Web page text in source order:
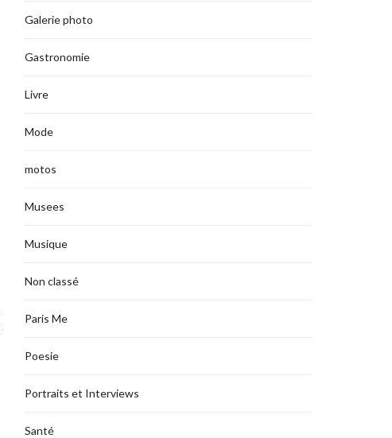
Galerie photo
Gastronomie
Livre
Mode
motos
Musees
Musique
Non classé
Paris Me
Poesie
Portraits et Interviews
Santé